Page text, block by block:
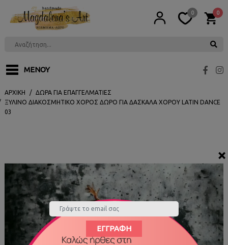
0 0
ΜΕΝΟΎ
ΑΡΧΙΚΉ
ΔΏΡΑ ΓΙΑ ΕΠΑΓΓΕΛΜΑΤΊΕΣ
ΞΎΛΙΝΟ ΔΙΑΚΟΣΜΗΤΙΚΌ ΧΟΡΌΣ ΔΏΡΟ ΓΙΑ ΔΑΣΚΆΛΑ ΧΟΡΟΎ LATIN DANCE
03
×
ΕΓΓΡΑΦΉ